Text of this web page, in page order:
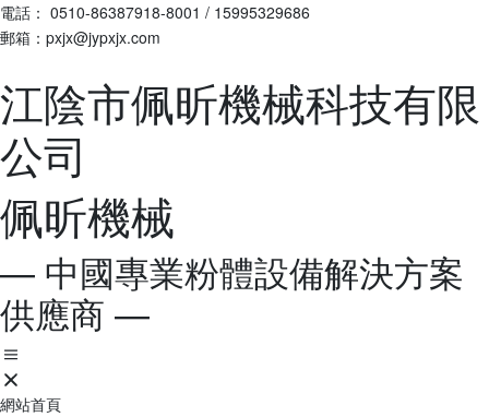
電話： 0510-86387918-8001 / 15995329686
郵箱：pxjx@jypxjx.com
江陰市佩昕機械科技有限
公司
佩昕機械
— 中國專業粉體設備解決方案
供應商 —
網站首頁